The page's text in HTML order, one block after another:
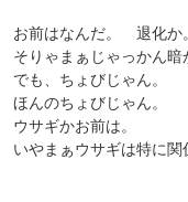
お前はなんだ。 退化か
そりゃまぁじゃっかん暗
でも、ちょびじゃん。
ほんのちょびじゃん。
ウサギかお前は。
いやまぁウサギは特に関